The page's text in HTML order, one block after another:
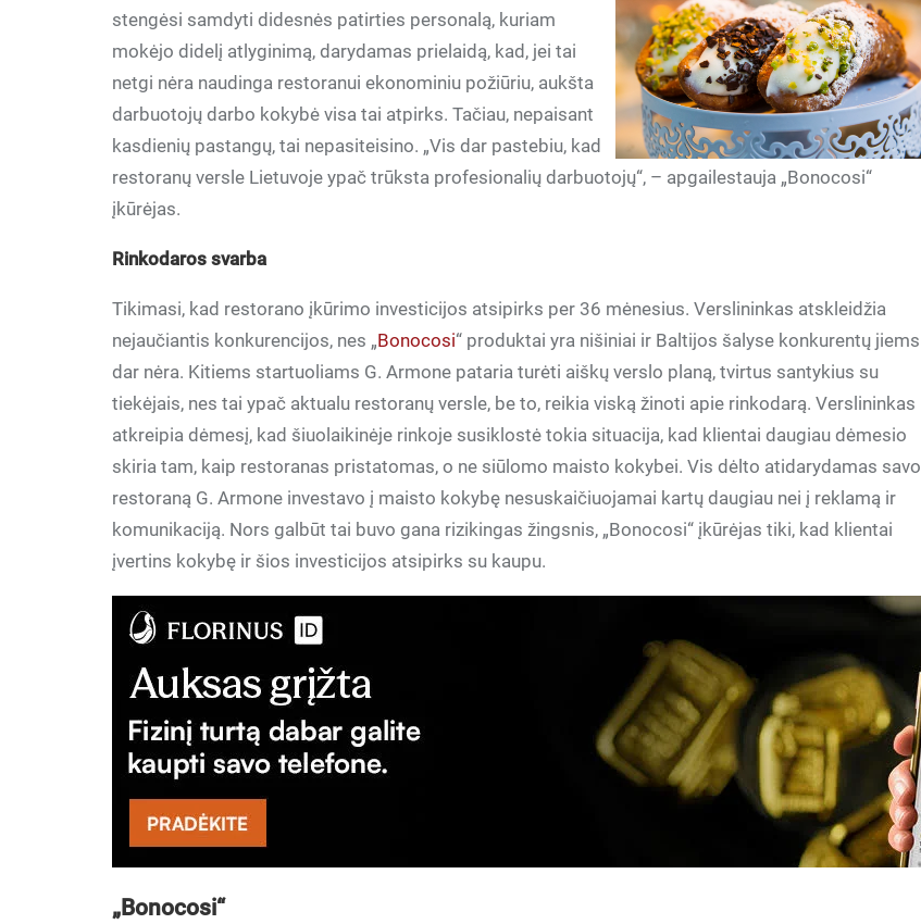
stengėsi samdyti didesnės patirties personalą, kuriam
mokėjo didelį atlyginimą, darydamas prielaidą, kad, jei tai
netgi nėra naudinga restoranui ekonominiu požiūriu, aukšta
darbuotojų darbo kokybė visa tai atpirks. Tačiau, nepaisant
kasdienių pastangų, tai nepasiteisino. „Vis dar pastebiu, kad
restoranų versle Lietuvoje ypač trūksta profesionalių darbuotojų“, – apgailestauja „Bonocosi“
įkūrėjas.
Rinkodaros svarba
Tikimasi, kad restorano įkūrimo investicijos atsipirks per 36 mėnesius. Verslininkas atskleidžia
nejaučiantis konkurencijos, nes „Bonocosi“ produktai yra nišiniai ir Baltijos šalyse konkurentų jiems
dar nėra. Kitiems startuoliams G. Armone pataria turėti aiškų verslo planą, tvirtus santykius su
tiekėjais, nes tai ypač aktualu restoranų versle, be to, reikia viską žinoti apie rinkodarą. Verslininkas
atkreipia dėmesį, kad šiuolaikinėje rinkoje susiklostė tokia situacija, kad klientai daugiau dėmesio
skiria tam, kaip restoranas pristatomas, o ne siūlomo maisto kokybei. Vis dėlto atidarydamas savo
restoraną G. Armone investavo į maisto kokybę nesuskaičiuojamai kartų daugiau nei į reklamą ir
komunikaciją. Nors galbūt tai buvo gana rizikingas žingsnis, „Bonocosi“ įkūrėjas tiki, kad klientai
įvertins kokybę ir šios investicijos atsipirks su kaupu.
„Bonocosi“